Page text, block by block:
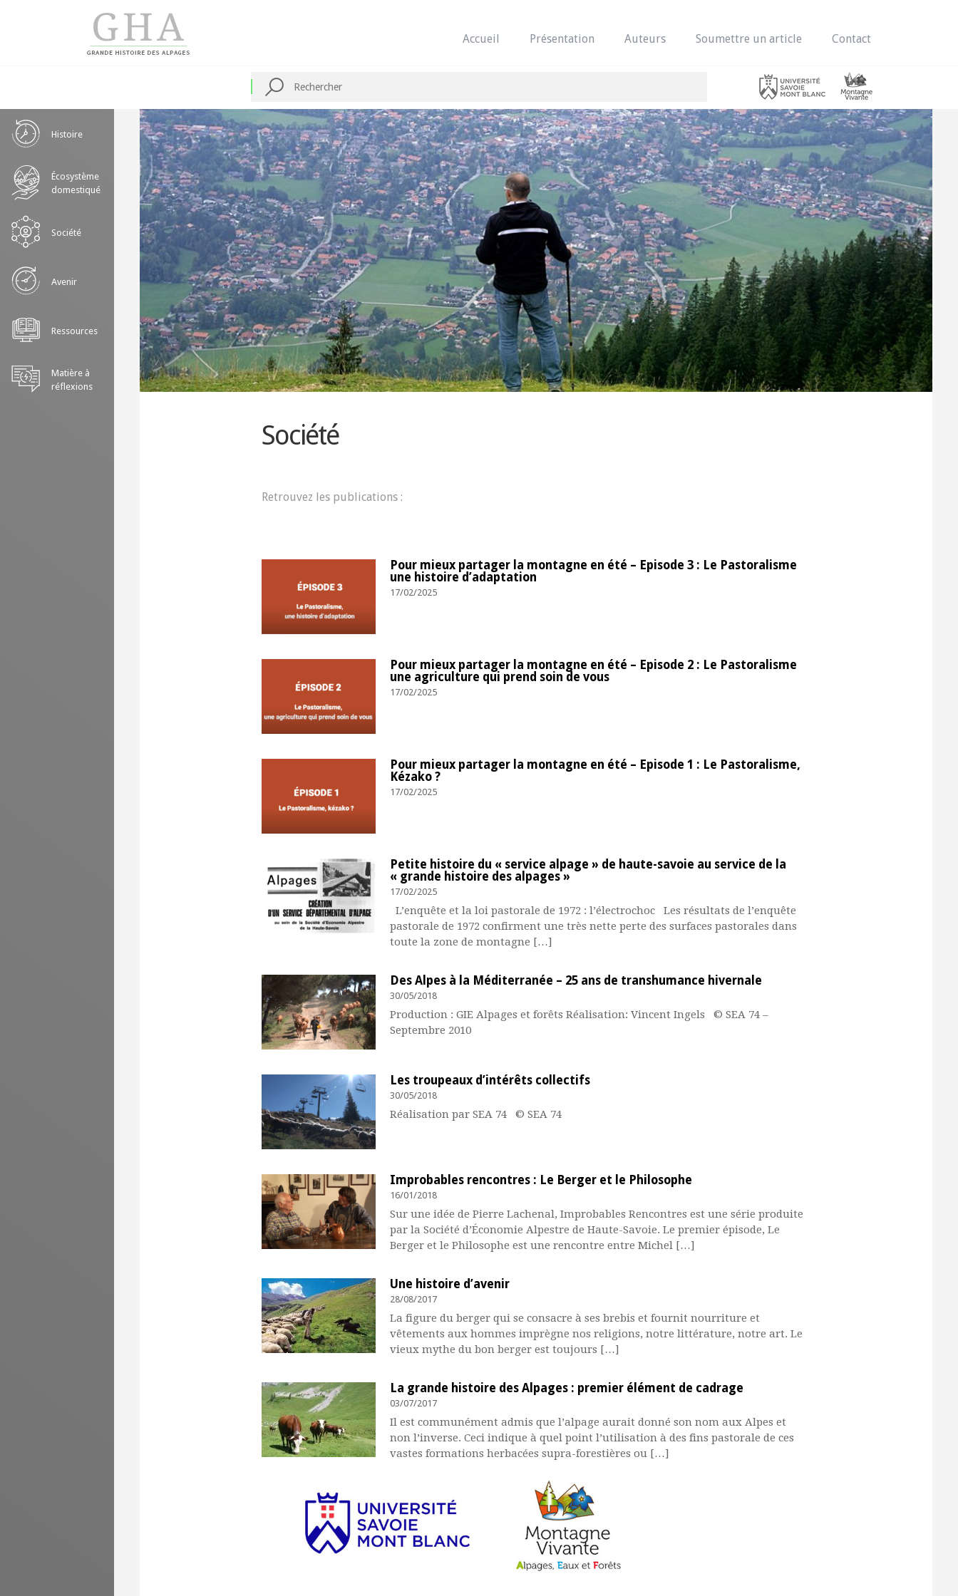
Accueil Présentation Auteurs Soumettre un article Contact
Recherche
Histoire
Écosystème
domestiqué
Société
Avenir
Ressources
Matière à
réflexions
Société
Retrouvez les publications :
Consulter
Pour mieux partager la montagne en été – Episode 3 : Le Pastoralisme
une histoire d’adaptation
17/02/2025
Consulter
Pour mieux partager la montagne en été – Episode 2 : Le Pastoralisme
une agriculture qui prend soin de vous
17/02/2025
Consulter
Pour mieux partager la montagne en été – Episode 1 : Le Pastoralisme,
Kézako ?
17/02/2025
Consulter
Petite histoire du « service alpage » de haute-savoie au service de la
« grande histoire des alpages »
17/02/2025
L’enquête et la loi pastorale de 1972 : l’électrochoc Les résultats de l’enquête
pastorale de 1972 confirment une très nette perte des surfaces pastorales dans
toute la zone de montagne […]
Consulter
Des Alpes à la Méditerranée – 25 ans de transhumance hivernale
30/05/2018
Production : GIE Alpages et forêts Réalisation: Vincent Ingels © SEA 74 –
Septembre 2010
Consulter
Les troupeaux d’intérêts collectifs
30/05/2018
Réalisation par SEA 74 © SEA 74
Consulter
Improbables rencontres : Le Berger et le Philosophe
16/01/2018
Sur une idée de Pierre Lachenal, Improbables Rencontres est une série produite
par la Société d’Économie Alpestre de Haute-Savoie. Le premier épisode, Le
Berger et le Philosophe est une rencontre entre Michel […]
Consulter
Une histoire d’avenir
28/08/2017
La figure du berger qui se consacre à ses brebis et fournit nourriture et
vêtements aux hommes imprègne nos religions, notre littérature, notre art. Le
vieux mythe du bon berger est toujours […]
Consulter
La grande histoire des Alpages : premier élément de cadrage
03/07/2017
Il est communément admis que l’alpage aurait donné son nom aux Alpes et
non l’inverse. Ceci indique à quel point l’utilisation à des fins pastorale de ces
vastes formations herbacées supra-forestières ou […]